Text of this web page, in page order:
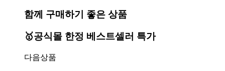
함께 구매하기 좋은 상품
🥇공식몰 한정 베스트셀러 특가
다음상품